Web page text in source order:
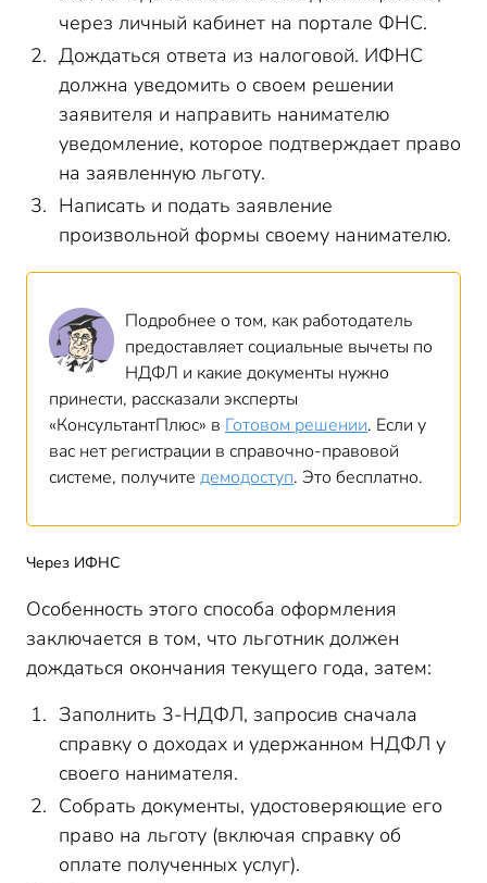
через личный кабинет на портале ФНС.
Дождаться ответа из налоговой. ИФНС
должна уведомить о своем решении
заявителя и направить нанимателю
уведомление, которое подтверждает право
на заявленную льготу.
Написать и подать заявление
произвольной формы своему нанимателю.
Подробнее о том, как работодатель
предоставляет социальные вычеты по
НДФЛ и какие документы нужно
принести, рассказали эксперты
«КонсультантПлюс» в Готовом решении. Если у
вас нет регистрации в справочно-правовой
системе, получите демодоступ. Это бесплатно.
Через ИФНС
Особенность этого способа оформления
заключается в том, что льготник должен
дождаться окончания текущего года, затем:
Заполнить 3-НДФЛ, запросив сначала
справку о доходах и удержанном НДФЛ у
своего нанимателя.
Собрать документы, удостоверяющие его
право на льготу (включая справку об
оплате полученных услуг).